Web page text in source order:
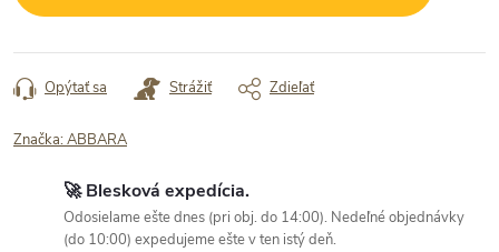
Opýtať sa Strážiť Zdieľať
Značka:ABBARA
🚀 Blesková expedícia.
Odosielame ešte dnes (pri obj. do 14:00). Nedeľné objednávky
(do 10:00) expedujeme ešte v ten istý deň.